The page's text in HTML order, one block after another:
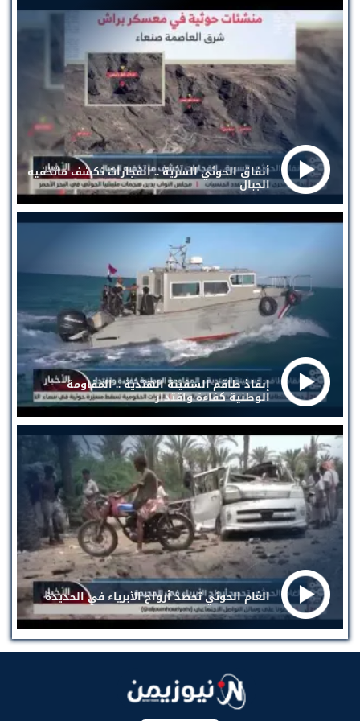
أنفاق الحوثي السرية .. انفجارات تكشف ماتخفيه
الجبال
إنقاذ طاقم السفينة الهندية .. المقاومة
الوطنية كفاءة واقتدار
الغام الحوثي تحصد أرواح الأبرياء في الحديدة